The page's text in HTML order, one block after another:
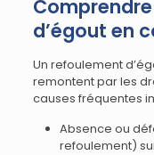
d’égout en
Un refoulement
remontent par les
causes fréquentes
Absence ou
refoulement)